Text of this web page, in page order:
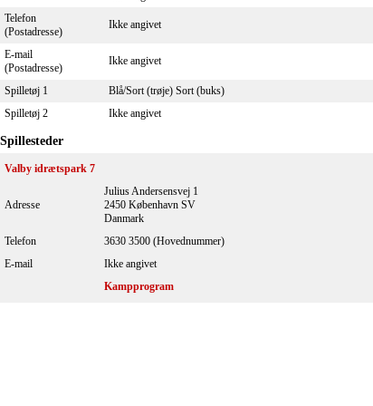
Telefon
(Postadresse)
Ikke angivet
E-mail
(Postadresse)
Ikke angivet
Spilletøj 1
Blå/Sort (trøje) Sort (buks)
Spilletøj 2
Ikke angivet
Spillesteder
Valby idrætspark 7
Adresse
Julius Andersensvej 1
2450 København SV
Danmark
Telefon
3630 3500 (Hovednummer)
E-mail
Ikke angivet
Kampprogram